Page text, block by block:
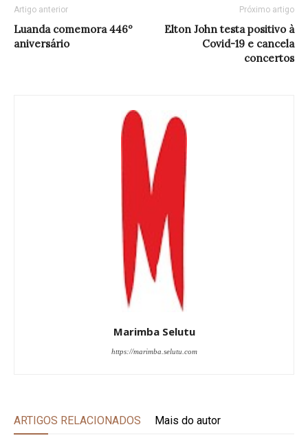
Artigo anterior
Luanda comemora 446º
aniversário
Próximo artigo
Elton John testa positivo à
Covid-19 e cancela
concertos
Marimba Selutu
https://marimba.selutu.com
ARTIGOS RELACIONADOS Mais do autor